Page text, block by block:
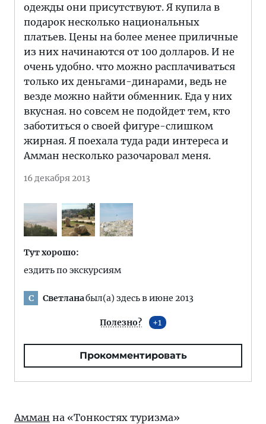
одежды они присутствуют. Я купила в
подарок несколько национальных
платьев. Цены на более менее приличные
из них начинаются от 100 долларов. И не
очень удобно. что можно расплачиваться
только их деньгами-динарами, ведь не
везде можно найти обменник. Еда у них
вкусная. но совсем не подойдет тем, кто
заботиться о своей фигуре-слишком
жирная. Я поехала туда ради интереса и
Амман несколько разочаровал меня.
16 декабря 2013
Тут хорошо:
ездить по экскурсиям
С Светланабыл(а) здесь в июне 2013
Полезно? 1
Прокомментировать
Амман на «Тонкостях туризма»